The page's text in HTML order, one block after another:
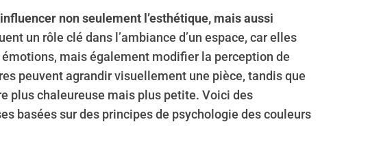
non seulement l’esthétique, mais aussi
un rôle clé dans l’ambiance d’un espace, car elles
mais également modifier la perception de
peuvent agrandir visuellement une pièce, tandis que
plus chaleureuse mais plus petite. Voici des
basées sur des principes de psychologie des couleurs